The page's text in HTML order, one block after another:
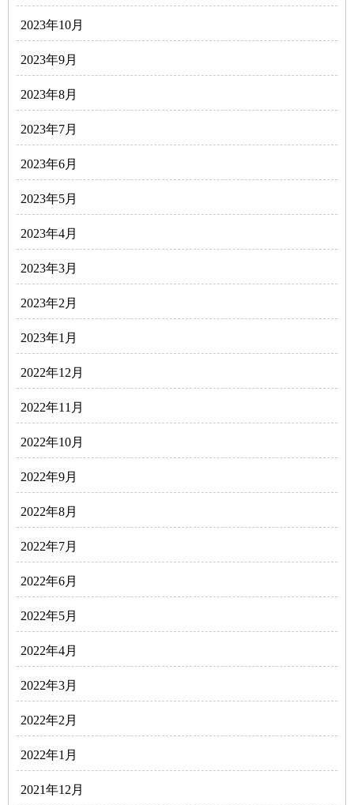
2023年10月
2023年9月
2023年8月
2023年7月
2023年6月
2023年5月
2023年4月
2023年3月
2023年2月
2023年1月
2022年12月
2022年11月
2022年10月
2022年9月
2022年8月
2022年7月
2022年6月
2022年5月
2022年4月
2022年3月
2022年2月
2022年1月
2021年12月